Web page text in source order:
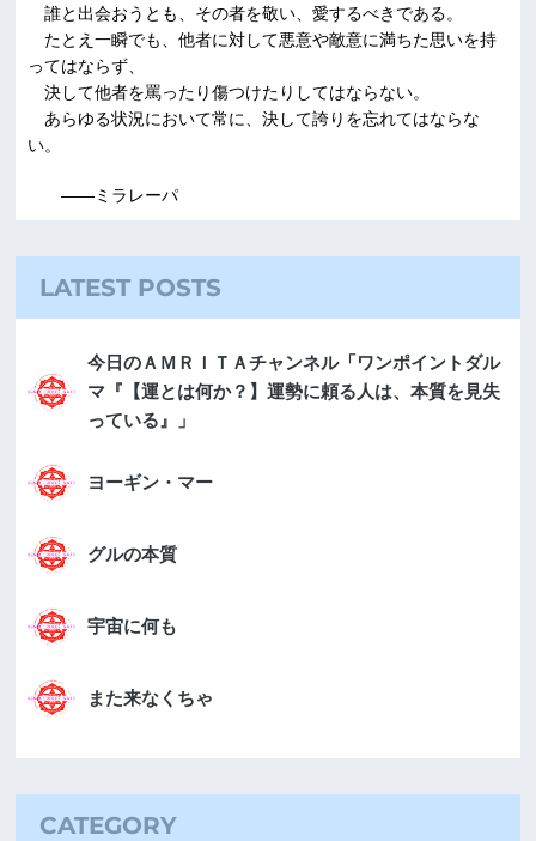
誰と出会おうとも、その者を敬い、愛するべきである。
たとえ一瞬でも、他者に対して悪意や敵意に満ちた思いを持
ってはならず、
決して他者を罵ったり傷つけたりしてはならない。
あらゆる状況において常に、決して誇りを忘れてはならな
い。
――ミラレーパ
LATEST POSTS
今日のＡＭＲＩＴＡチャンネル「ワンポイントダル
マ『【運とは何か？】運勢に頼る人は、本質を見失
っている』」
ヨーギン・マー
グルの本質
宇宙に何も
また来なくちゃ
CATEGORY